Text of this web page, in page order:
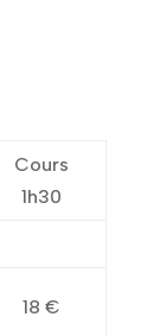
Cours
1h30
18 €